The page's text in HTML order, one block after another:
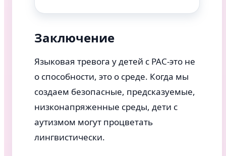
Заключение
Языковая тревога у детей с РАС-это не
о способности, это о среде. Когда мы
создаем безопасные, предсказуемые,
низконапряженные среды, дети с
аутизмом могут процветать
лингвистически.